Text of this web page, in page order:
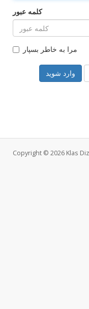
کلمه عبور
مرا به خاطر بسپار
Copyright © 2026 Klas